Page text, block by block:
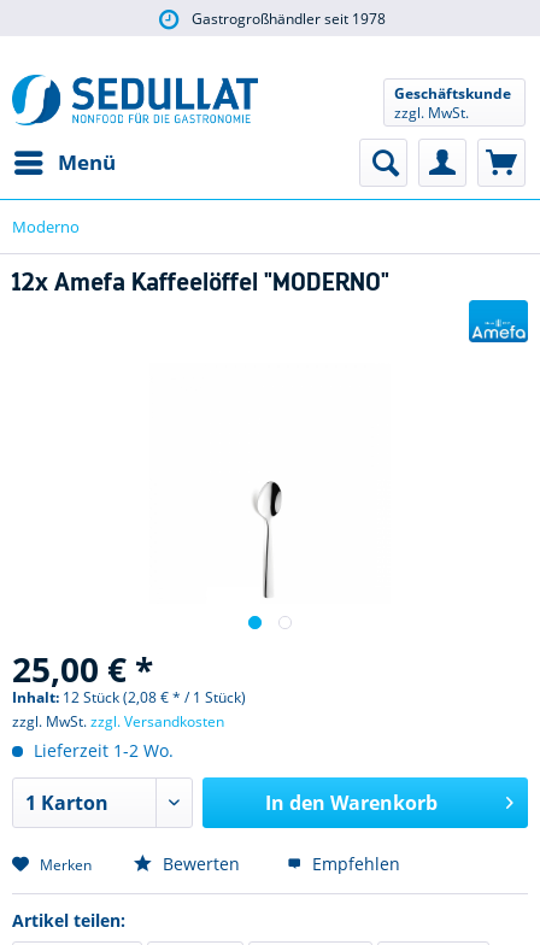
Gastrogroßhändler seit 1978
Menü
Geschäftskunde
zzgl. MwSt.
Moderno
12x Amefa Kaffeelöffel "MODERNO"
25,00 € *
Inhalt: 12 Stück (2,08 € * / 1 Stück)
zzgl. MwSt.zzgl. Versandkosten
Lieferzeit 1-2 Wo.
In den Warenkorb
Merken Bewerten Empfehlen
Artikel teilen: